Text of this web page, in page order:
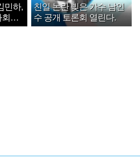
민하,
회자
친일 논란 빚은 가수 남인
수 공개 토론회 열린다.